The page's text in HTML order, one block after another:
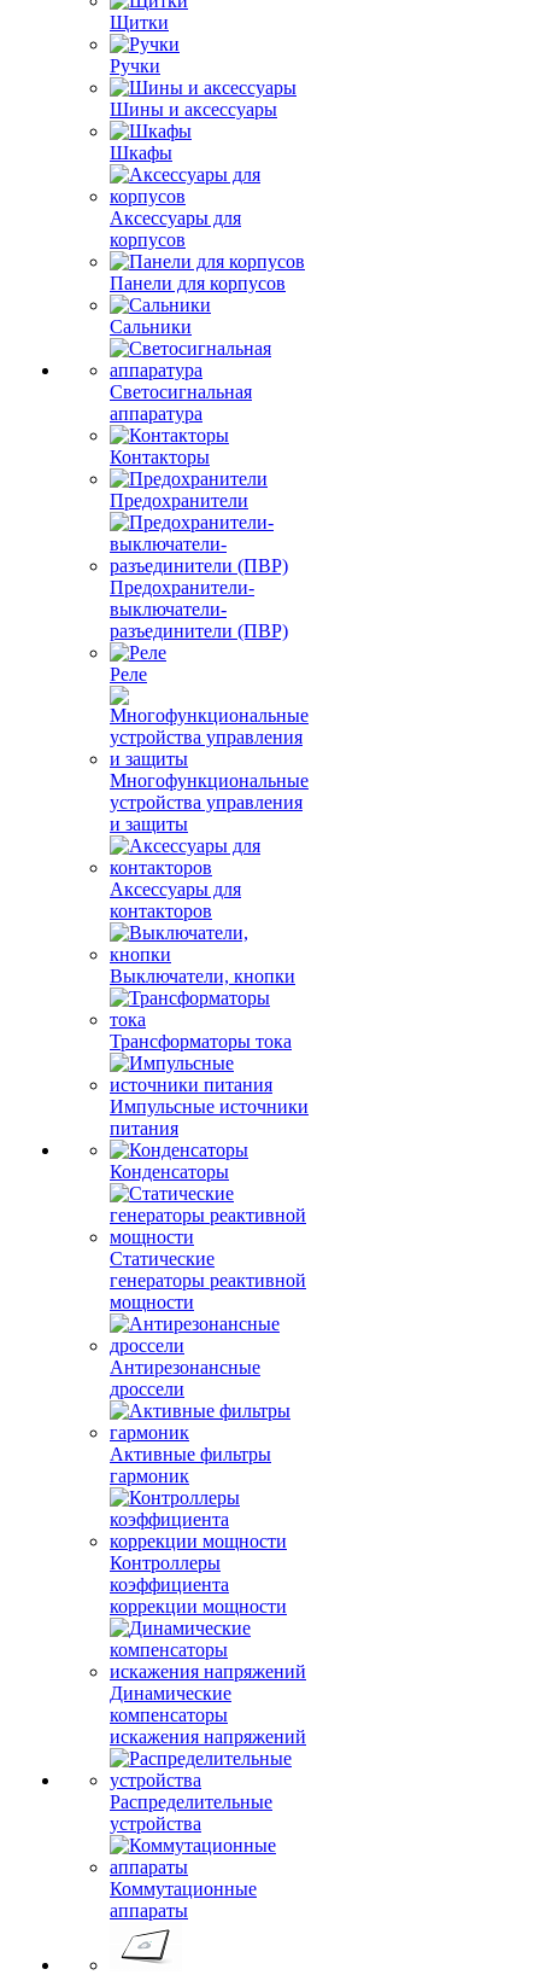
Щитки
Ручки
Шины и аксессуары
Шкафы
Аксессуары для
корпусов
Панели для корпусов
Сальники
Светосигнальная
аппаратура
Контакторы
Предохранители
Предохранители-
выключатели-
разъединители (ПВР)
Реле
Многофункциональные
устройства управления
и защиты
Аксессуары для
контакторов
Выключатели, кнопки
Трансформаторы тока
Импульсные источники
питания
Конденсаторы
Статические
генераторы реактивной
мощности
Антирезонансные
дроссели
Активные фильтры
гармоник
Контроллеры
коэффициента
коррекции мощности
Динамические
компенсаторы
искажения напряжений
Распределительные
устройства
Коммутационные
аппараты